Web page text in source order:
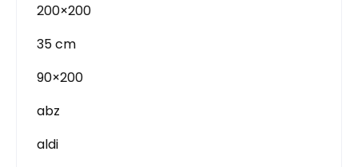
200×200
35 cm
90×200
abz
aldi